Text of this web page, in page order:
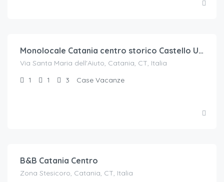
Monolocale Catania centro storico Castello Ursino
Via Santa Maria dell'Aiuto, Catania, CT, Italia
1
1 3 Case Vacanze
B&B Catania Centro
Zona Stesicoro, Catania, CT, Italia